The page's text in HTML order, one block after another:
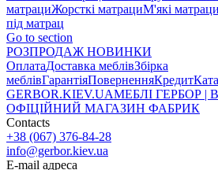
матрациЖорсткі матрациМ'які матраци
під матрац
Go to section
РОЗПРОДАЖ НОВИНКИ
ОплатаДоставка меблівЗбірка
меблівГарантіяПоверненняКредит
GERBOR.KIEV.UAМЕБЛI ГЕРБОР |
ОФІЦІЙНИЙ МАГАЗИН ФАБРИК
Contacts
+38 (067) 376-84-28
info@gerbor.kiev.ua
E-mail адреса